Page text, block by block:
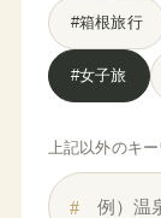
#箱根旅行
#女子旅
上記以外のキ